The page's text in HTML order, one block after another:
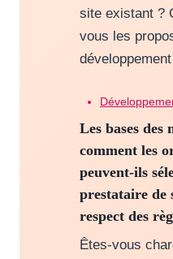
site existant ?
vous les
Les bases des
comment les
peuvent-ils
prestataire de
respect des
Êtes-vous